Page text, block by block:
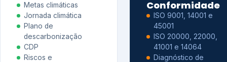
Metas climáticas
Jornada climática
Plano de
descarbonização
CDP
Riscos e
Conformidade
ISO 9001, 14001 e
45001
ISO 20000, 22000,
41001 e 14064
Diagnóstico de